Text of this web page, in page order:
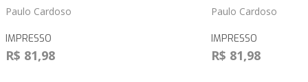
Paulo Cardoso
IMPRESSO
R$ 81,98
Paulo Cardoso
IMPRESSO
R$ 81,98